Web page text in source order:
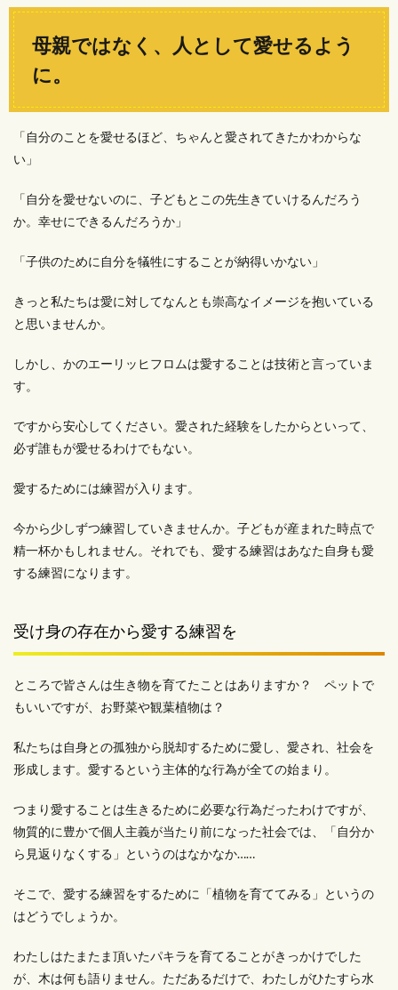
母親ではなく、人として愛せるよう
に。
「自分のことを愛せるほど、ちゃんと愛されてきたかわからな
い」
「自分を愛せないのに、子どもとこの先生きていけるんだろう
か。幸せにできるんだろうか」
「子供のために自分を犠牲にすることが納得いかない」
きっと私たちは愛に対してなんとも崇高なイメージを抱いている
と思いませんか。
しかし、かのエーリッヒフロムは愛することは技術と言っていま
す。
ですから安心してください。愛された経験をしたからといって、
必ず誰もが愛せるわけでもない。
愛するためには練習が入ります。
今から少しずつ練習していきませんか。子どもが産まれた時点で
精一杯かもしれません。それでも、愛する練習はあなた自身も愛
する練習になります。
受け身の存在から愛する練習を
ところで皆さんは生き物を育てたことはありますか？ ペットで
もいいですが、お野菜や観葉植物は？
私たちは自身との孤独から脱却するために愛し、愛され、社会を
形成します。愛するという主体的な行為が全ての始まり。
つまり愛することは生きるために必要な行為だったわけですが、
物質的に豊かで個人主義が当たり前になった社会では、「自分か
ら見返りなくする」というのはなかなか……
そこで、愛する練習をするために「植物を育ててみる」というの
はどうでしょうか。
わたしはたまたま頂いたパキラを育てることがきっかけでした
が、木は何も語りません。ただあるだけで、わたしがひたすら水